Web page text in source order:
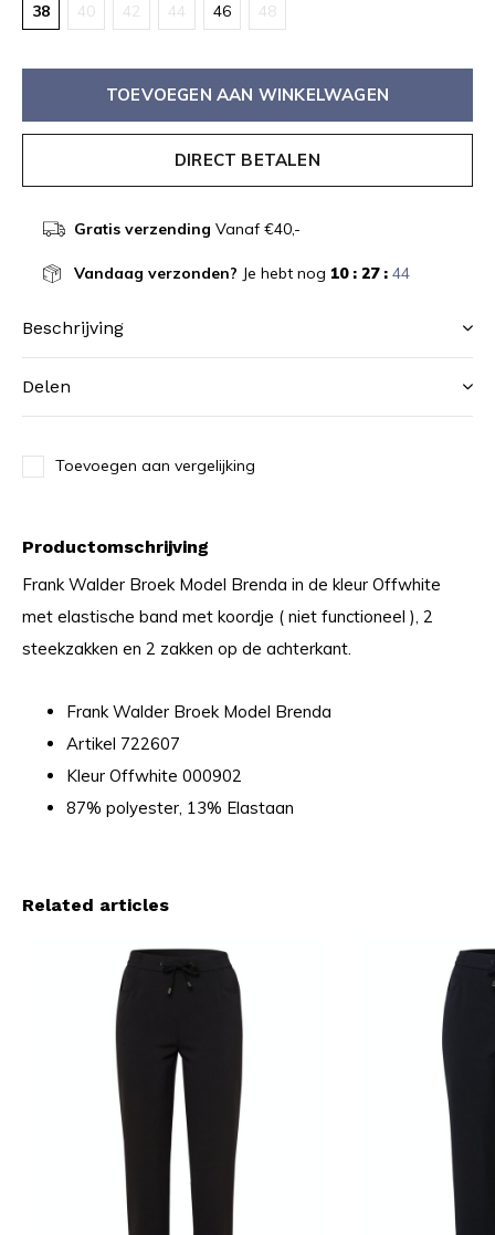
38 40 42 44 46 48
TOEVOEGEN AAN WINKELWAGEN
DIRECT BETALEN
Gratis verzending Vanaf €40,-
Vandaag verzonden? Je hebt nog 10 : 27 : 44
Beschrijving
Delen
Toevoegen aan vergelijking
Productomschrijving
Frank Walder Broek Model Brenda in de kleur Offwhite
met elastische band met koordje ( niet functioneel ), 2
steekzakken en 2 zakken op de achterkant.
Frank Walder Broek Model Brenda
Artikel 722607
Kleur Offwhite 000902
87% polyester, 13% Elastaan
Related articles